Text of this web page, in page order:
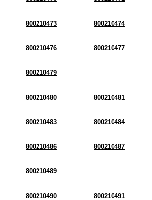
800210473 800210474
800210476 800210477
800210479
800210480 800210481
800210483 800210484
800210486 800210487
800210489
800210490 800210491